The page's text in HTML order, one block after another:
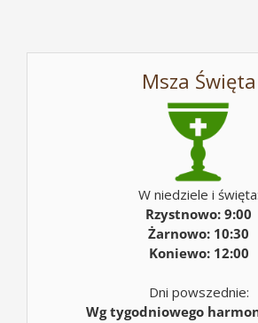
Msza Święta
W niedziele i święta:
Rzystnowo: 9:00
Żarnowo: 10:30
Koniewo: 12:00
Dni powszednie:
Wg tygodniowego